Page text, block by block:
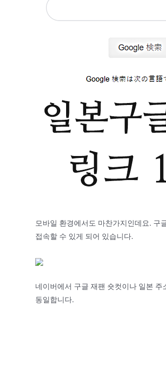
모바일 환경에서도 마찬가지인데요. 구
접속할 수 있게 되어 있습니다.
네이버에서 구글 재팬 숏컷이나 일본
동일합니다.